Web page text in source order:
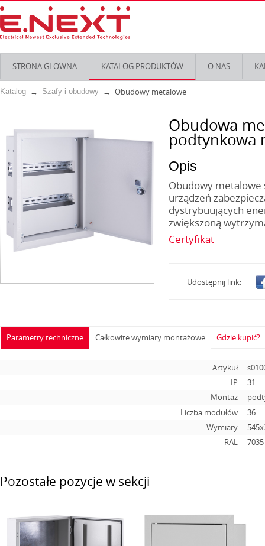
STRONA GLOWNA KATALOG PRODUKTÓW O NAS
Katalog Szafy i obudowy Obudowy metalowe
Obudowa
podtynkowa
Opis
Obudowy metalowe
urządzeń
dystrybuujących
zwiększoną
Certyfikat
Udostępnij link:
Parametry techniczne
Artykuł
IP
31
Montaż
Liczba modułów
36
Wymiary
RAL
7035
Całkowite wymiary montażowe Gdzie kupić?
Pozostałe pozycje w sekcji